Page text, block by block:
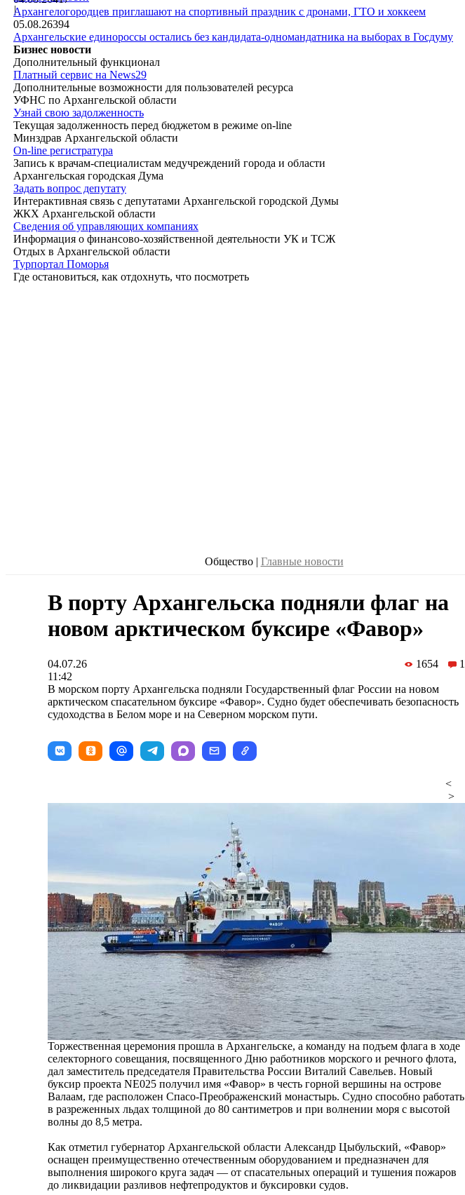
|Архангелогородцев приглашают на спортивный праздник с дронами, ГТО и хоккеем
05.08.26394
Архангельские единороссы остались без кандидата-одномандатника на выборах в Госдуму
Бизнес новости
Дополнительный функционал
Платный сервис на News29
Дополнительные возможности для пользователей ресурса
УФНС по Архангельской области
Узнай свою задолженность
Текущая задолженность перед бюджетом в режиме on-line
Минздрав Архангельской области
On-line регистратура
Запись к врачам-специалистам медучреждений города и области
Архангельская городская Дума
Задать вопрос депутату
Интерактивная связь с депутатами Архангельской городской Думы
ЖКХ Архангельской области
Сведения об управляющих компаниях
Информация о финансово-хозяйственной деятельности УК и ТСЖ
Отдых в Архангельской области
Турпортал Поморья
Где остановиться, как отдохнуть, что посмотреть
Общество | Главные новости
В порту Архангельска подняли флаг на
новом арктическом буксире «Фавор»
04.07.26
11:42
1654 1
В морском порту Архангельска подняли Государственный флаг России на новом
арктическом спасательном буксире «Фавор». Судно будет обеспечивать безопасность
судоходства в Белом море и на Северном морском пути.
<
>
Торжественная церемония прошла в Архангельске, а команду на подъем флага в ходе
селекторного совещания, посвященного Дню работников морского и речного флота,
дал заместитель председателя Правительства России Виталий Савельев. Новый
буксир проекта NE025 получил имя «Фавор» в честь горной вершины на острове
Валаам, где расположен Спасо-Преображенский монастырь. Судно способно работать
в разреженных льдах толщиной до 80 сантиметров и при волнении моря с высотой
волны до 8,5 метра.
Как отметил губернатор Архангельской области Александр Цыбульский, «Фавор»
оснащен преимущественно отечественным оборудованием и предназначен для
выполнения широкого круга задач — от спасательных операций и тушения пожаров
до ликвидации разливов нефтепродуктов и буксировки судов.